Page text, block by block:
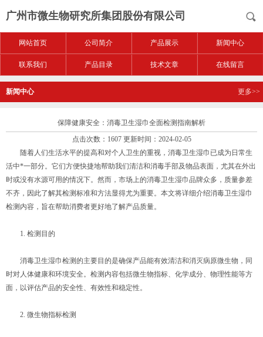
广州市微生物研究所集团股份有限公司
网站首页 公司简介 产品展示 新闻中心
联系我们 产品目录 技术文章 在线留言
新闻中心 更多>>
保障健康安全：消毒卫生湿巾全面检测指南解析
点击次数：1607 更新时间：2024-02-05
随着人们生活水平的提高和对个人卫生的重视，消毒卫生湿巾已成为日常生
活中*一部分。它们方便快捷地帮助我们清洁和消毒手部及物品表面，尤其在外出
时或没有水源可用的情况下。然而，市场上的消毒卫生湿巾品牌众多，质量参差
不齐，因此了解其检测标准和方法显得尤为重要。本文将详细介绍消毒卫生湿巾
检测内容，旨在帮助消费者更好地了解产品质量。
1. 检测目的
消毒卫生湿巾检测的主要目的是确保产品能有效清洁和消灭病原微生物，同
时对人体健康和环境安全。检测内容包括微生物指标、化学成分、物理性能等方
面，以评估产品的安全性、有效性和稳定性。
2. 微生物指标检测